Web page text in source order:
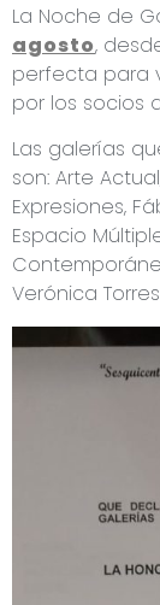
La Noche de
agosto,
perfecta para
por los socios
Las galerías
son: Arte
Expresiones,
Espacio
Verónica